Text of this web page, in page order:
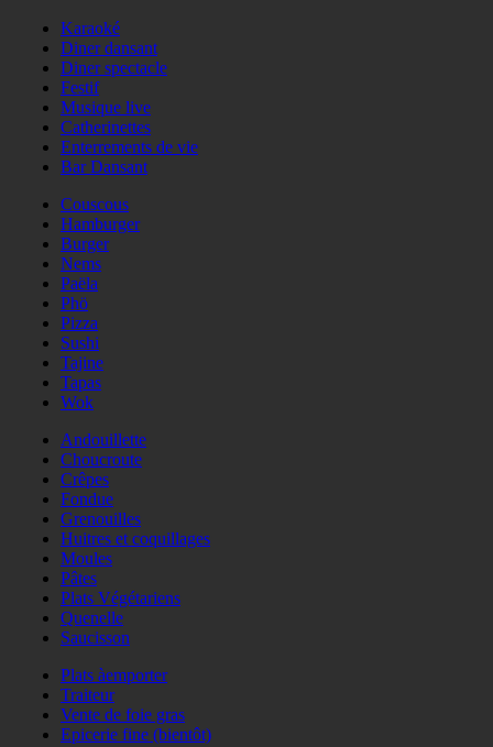
Karaoké
Diner dansant
Diner spectacle
Festif
Musique live
Catherinettes
Enterrements de vie
Bar Dansant
Couscous
Hamburger
Burger
Nems
Paëla
Phö
Pizza
Sushi
Tajine
Tapas
Wok
Andouillette
Choucroute
Crêpes
Fondue
Grenouilles
Huitres et coquillages
Moules
Pâtes
Plats Végétariens
Quenelle
Saucisson
Plats àemporter
Traiteur
Vente de foie gras
Epicerie fine (bientôt)